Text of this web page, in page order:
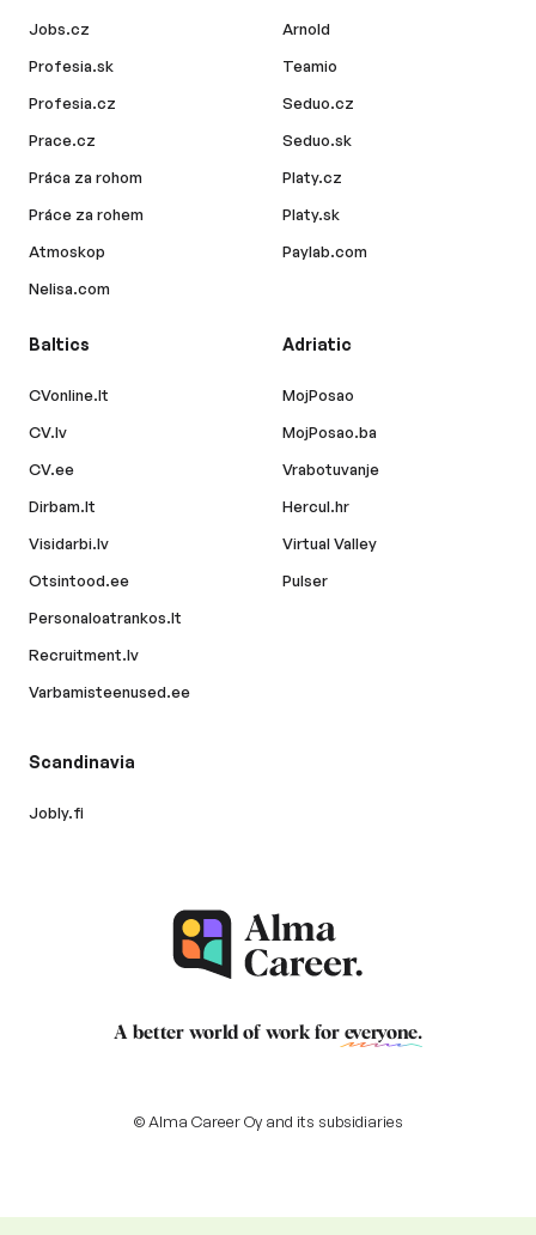
Jobs.cz
Profesia.sk
Profesia.cz
Prace.cz
Práca za rohom
Práce za rohem
Atmoskop
Nelisa.com
Arnold
Teamio
Seduo.cz
Seduo.sk
Platy.cz
Platy.sk
Paylab.com
Baltics
CVonline.lt
CV.lv
CV.ee
Dirbam.lt
Visidarbi.lv
Otsintood.ee
Personaloatrankos.lt
Recruitment.lv
Varbamisteenused.ee
Adriatic
MojPosao
MojPosao.ba
Vrabotuvanje
Hercul.hr
Virtual Valley
Pulser
Scandinavia
Jobly.fi
A better world of work for everyone.
© Alma Career Oy and its subsidiaries